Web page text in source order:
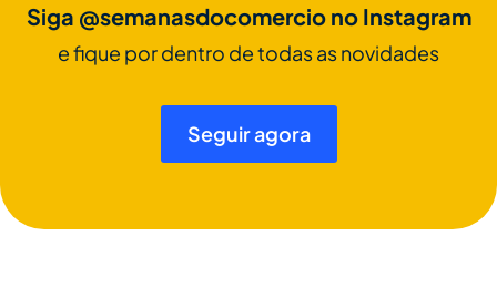
Siga @semanasdocomercio no Instagram
e fique por dentro de todas as novidades
Seguir agora